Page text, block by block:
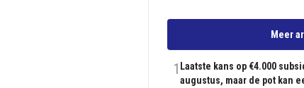
Meer
1 Laatste kans op €4.000
augustus, maar de pot kan